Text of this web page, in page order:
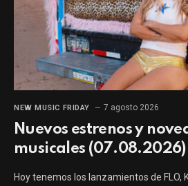
NEW MUSIC FRIDAY 7 agosto 2026
Nuevos estrenos y
musicales (07.08.2026)
Hoy tenemos los lanzamientos de FLO,